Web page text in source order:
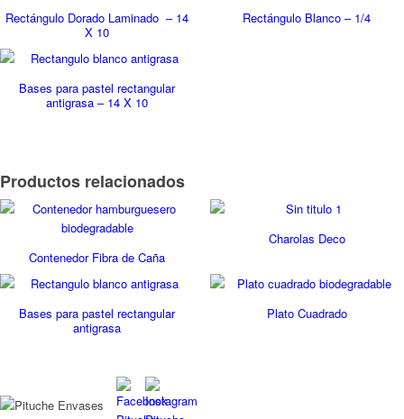
Rectángulo Dorado Laminado – 14
X 10
Rectángulo Blanco – 1/4
Bases para pastel rectangular
antigrasa – 14 X 10
Productos relacionados
Contenedor Fibra de Caña
Charolas Deco
Bases para pastel rectangular
antigrasa
Plato Cuadrado